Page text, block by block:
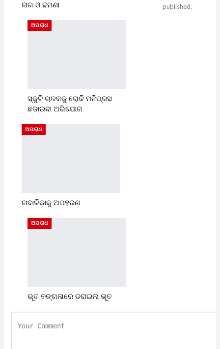
ନାଗ ଓ ଢମଣା
ଅପରାଧ
ସ୍କୁଟି ଚାଳକକୁ ରୋକି ମନିପ୍ରସ
ଛଡାଇବା ଅଭିଯୋଗ
ଅପରାଧ
ନାବାଳିକାକୁ ଅପହରଣ
ଅପରାଧ
ଭୂତ ବଙ୍ଗଳାରେ ଡରାଇଲା ଭୂତ
published.